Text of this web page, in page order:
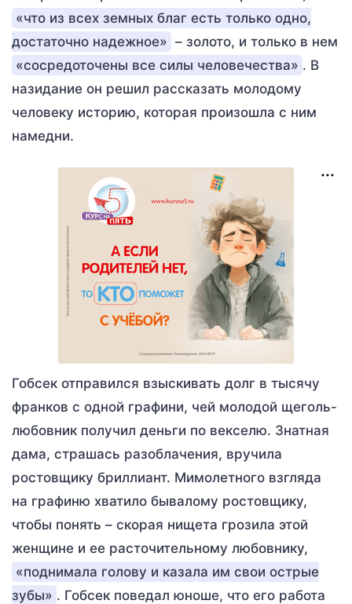
«что из всех земных благ есть только одно,
достаточно надежное» – золото, и только в нем
«сосредоточены все силы человечества» . В
назидание он решил рассказать молодому
человеку историю, которая произошла с ним
намедни.
Гобсек отправился взыскивать долг в тысячу
франков с одной графини, чей молодой щеголь-
любовник получил деньги по векселю. Знатная
дама, страшась разоблачения, вручила
ростовщику бриллиант. Мимолетного взгляда
на графиню хватило бывалому ростовщику,
чтобы понять – скорая нищета грозила этой
женщине и ее расточительному любовнику,
«поднимала голову и казала им свои острые
зубы» . Гобсек поведал юноше, что его работа